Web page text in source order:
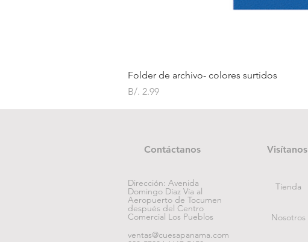
Folder de archivo- colores surtidos
Precio
B/. 2.99
Contáctanos Visítanos
Dirección: Avenida
Domingo Díaz Vía al
Aeropuerto de Tocumen
después del Centro
Comercial Los Pueblos
ventas@cuesapanama.com
Tienda
Nosotros